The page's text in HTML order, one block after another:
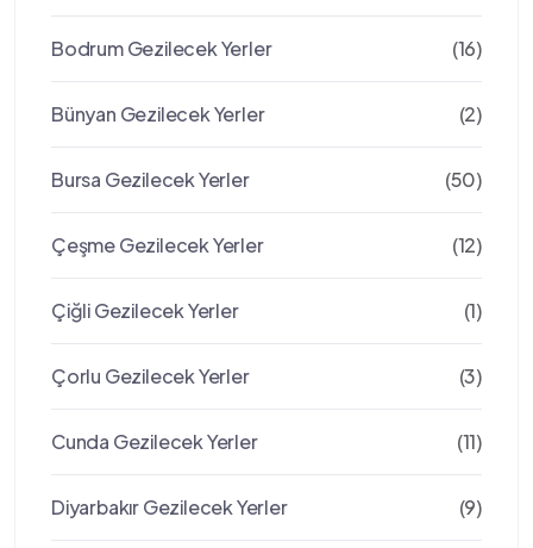
Bodrum Gezilecek Yerler (16)
Bünyan Gezilecek Yerler (2)
Bursa Gezilecek Yerler (50)
Çeşme Gezilecek Yerler (12)
Çiğli Gezilecek Yerler (1)
Çorlu Gezilecek Yerler (3)
Cunda Gezilecek Yerler (11)
Diyarbakır Gezilecek Yerler (9)